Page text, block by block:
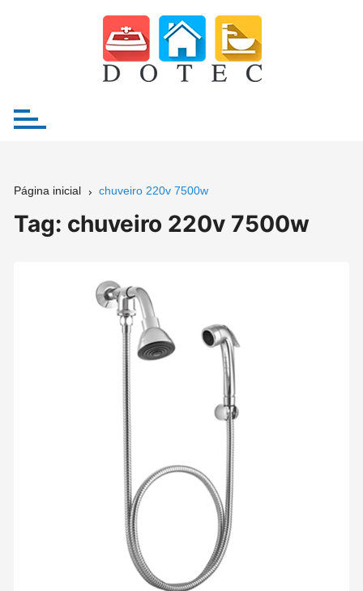
Página inicial chuveiro 220v 7500w
Tag: chuveiro 220v 7500w